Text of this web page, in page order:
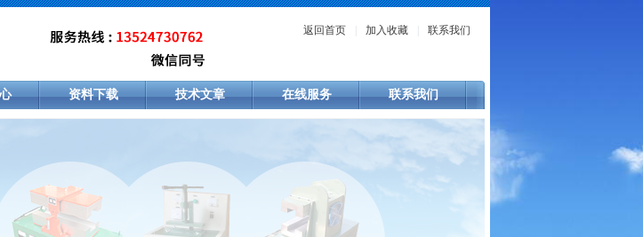
返回首页 加入收藏 联系我们
资料下载 技术文章 在线服务 联系我们